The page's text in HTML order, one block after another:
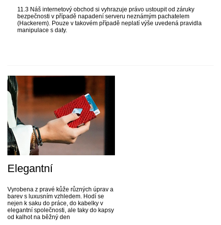
11.3 Náš internetový obchod si vyhrazuje právo ustoupit od záruky
bezpečnosti v případě napadení serveru neznámým pachatelem
(Hackerem). Pouze v takovém případě neplatí výše uvedená pravidla
manipulace s daty.
Elegantní
Vyrobena z pravé kůže různých úprav a
barev s luxusním vzhledem. Hodí se
nejen k saku do práce, do kabelky v
elegantní společnosti, ale taky do kapsy
od kalhot na běžný den